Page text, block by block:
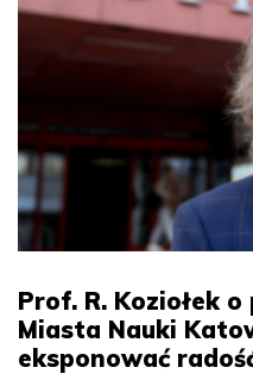
Prof. R. Koziołek
Miasta Nauki
eksponować